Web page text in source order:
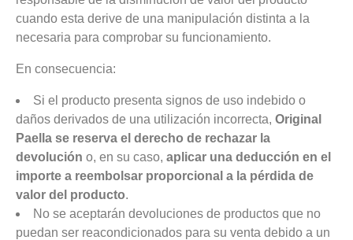
cuando esta derive de una manipulación distinta a la
necesaria para comprobar su funcionamiento.
En consecuencia:
Si el producto presenta signos de uso indebido o
daños derivados de una utilización incorrecta, Original
Paella se reserva el derecho de rechazar la
devolución o, en su caso, aplicar una deducción en el
importe a reembolsar proporcional a la pérdida de
valor del producto.
No se aceptarán devoluciones de productos que no
puedan ser reacondicionados para su venta debido a un